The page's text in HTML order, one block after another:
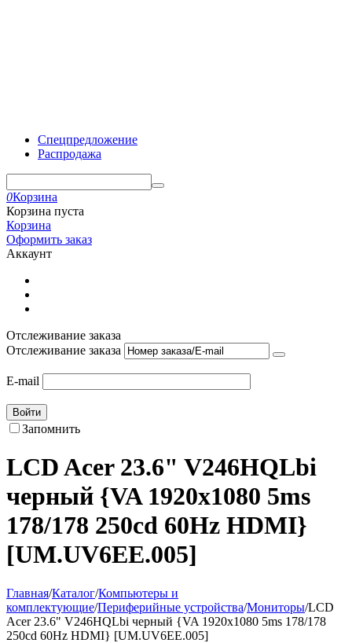
Спецпредложение
Распродажа
0Корзина
Корзина пуста
Корзина
Оформить заказ
Аккаунт
Отслеживание заказа
Отслеживание заказа
E-mail
Войти
Запомнить
LCD Acer 23.6" V246HQLbi
черный {VA 1920x1080 5ms
178/178 250cd 60Hz HDMI}
[UM.UV6EE.005]
Главная/Каталог/Компьютеры и
комплектующие/Периферийные устройства/Мониторы/LCD
Acer 23.6" V246HQLbi черный {VA 1920x1080 5ms 178/178
250cd 60Hz HDMI} [UM.UV6EE.005]